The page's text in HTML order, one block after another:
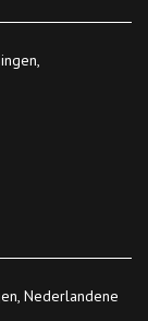
Nederlandene